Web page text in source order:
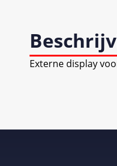
Externe display